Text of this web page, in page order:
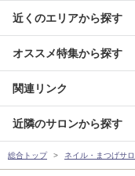
近くのエリアから探す
オススメ特集から探す
関連リンク
近隣のサロンから探す
総合トップ ネイル・まつげサ